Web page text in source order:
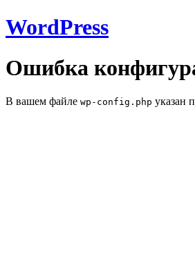
WordPress
Ошибка
В вашем файле wp-config.php указан